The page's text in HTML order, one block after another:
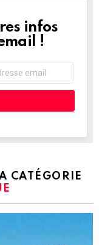
infos
!
CATÉGORIE